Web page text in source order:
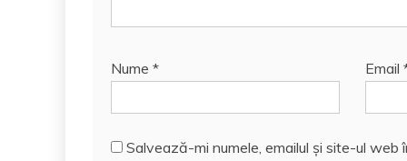
Nume * Email
Salvează-mi numele, emailul și site-ul